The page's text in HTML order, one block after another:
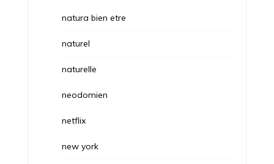
natura bien etre
naturel
naturelle
neodomien
netflix
new york